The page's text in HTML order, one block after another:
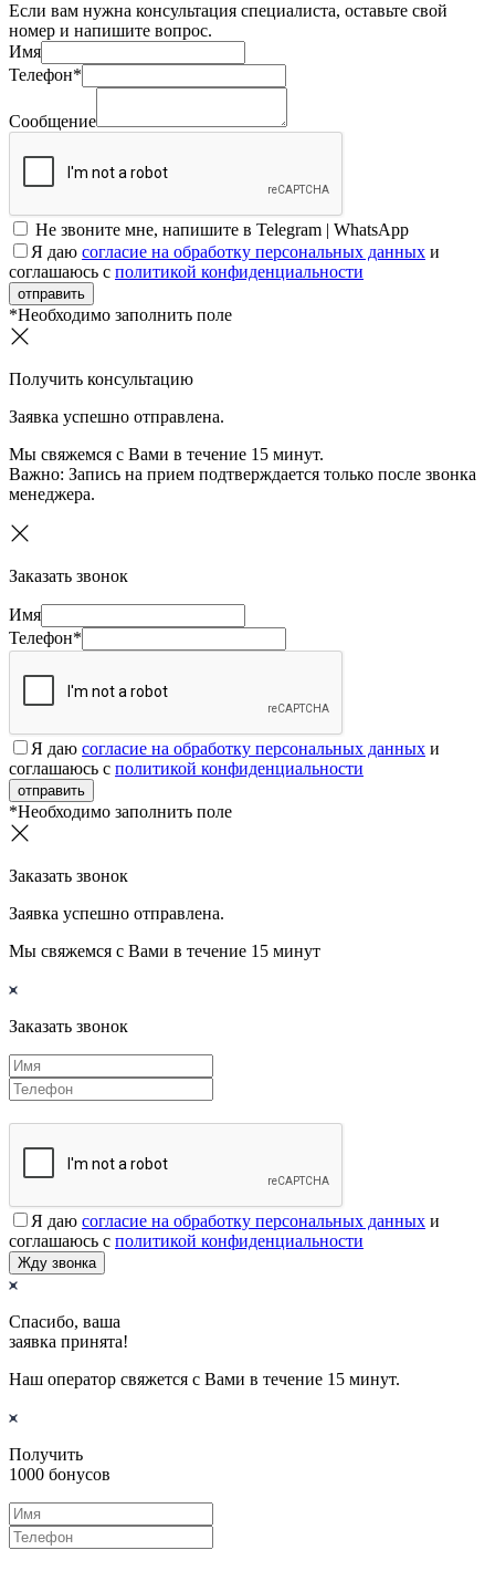
Если вам нужна консультация специалиста, оставьте свой
номер и напишите вопрос.
Имя
Телефон*
Сообщение
Не звоните мне, напишите в Telegram | WhatsApp
Я даю согласие на обработку персональных данных и
соглашаюсь с политикой конфиденциальности
отправить
*Необходимо заполнить поле
Получить консультацию
Заявка успешно отправлена.
Мы свяжемся с Вами в течение 15 минут.
Важно: Запись на прием подтверждается только после звонка
менеджера.
Заказать звонок
Имя
Телефон*
Я даю согласие на обработку персональных данных и
соглашаюсь с политикой конфиденциальности
отправить
*Необходимо заполнить поле
Заказать звонок
Заявка успешно отправлена.
Мы свяжемся с Вами в течение 15 минут
Заказать звонок
Я даю согласие на обработку персональных данных и
соглашаюсь с политикой конфиденциальности
Жду звонка
Спасибо, ваша
заявка принята!
Наш оператор свяжется с Вами в течение 15 минут.
Получить
1000 бонусов